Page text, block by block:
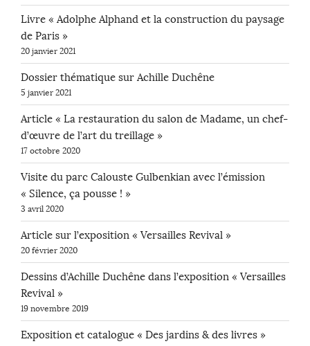
Livre « Adolphe Alphand et la construction du paysage
de Paris »
20 janvier 2021
Dossier thématique sur Achille Duchêne
5 janvier 2021
Article « La restauration du salon de Madame, un chef-
d’œuvre de l’art du treillage »
17 octobre 2020
Visite du parc Calouste Gulbenkian avec l’émission
« Silence, ça pousse ! »
3 avril 2020
Article sur l’exposition « Versailles Revival »
20 février 2020
Dessins d’Achille Duchêne dans l’exposition « Versailles
Revival »
19 novembre 2019
Exposition et catalogue « Des jardins & des livres »